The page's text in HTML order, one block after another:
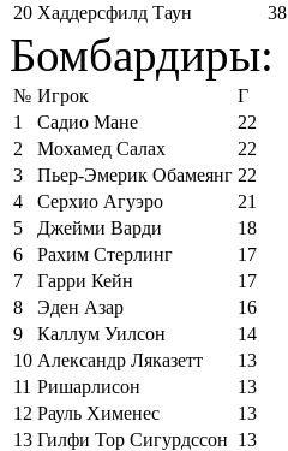
20 Хаддерсфилд Таун 38
Бомбардиры:
№ Игрок
Г
1
Садио Мане
22
2
Мохамед Салах
22
3
Пьер-Эмерик Обамеянг 22
4
Серхио Агуэро
21
5
Джейми Варди
18
6
Рахим Стерлинг
17
7
Гарри Кейн
17
8
Эден Азар
16
9
Каллум Уилсон
14
10 Александр Ляказетт
13
11 Ришарлисон
13
12 Рауль Хименес
13
13 Гилфи Тор Сигурдссон 13